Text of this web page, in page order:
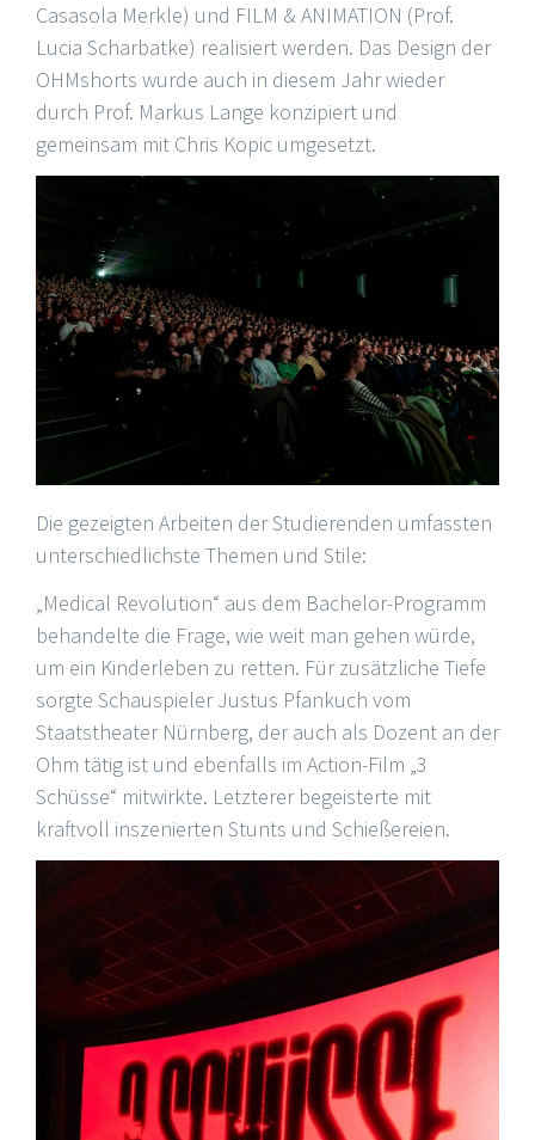
Casasola Merkle) und FILM & ANIMATION (Prof.
Lucia Scharbatke) realisiert werden. Das Design der
OHMshorts wurde auch in diesem Jahr wieder
durch Prof. Markus Lange konzipiert und
gemeinsam mit Chris Kopic umgesetzt.
Die gezeigten Arbeiten der Studierenden umfassten
unterschiedlichste Themen und Stile:
„Medical Revolution“ aus dem Bachelor-Programm
behandelte die Frage, wie weit man gehen würde,
um ein Kinderleben zu retten. Für zusätzliche Tiefe
sorgte Schauspieler Justus Pfankuch vom
Staatstheater Nürnberg, der auch als Dozent an der
Ohm tätig ist und ebenfalls im Action-Film „3
Schüsse“ mitwirkte. Letzterer begeisterte mit
kraftvoll inszenierten Stunts und Schießereien.